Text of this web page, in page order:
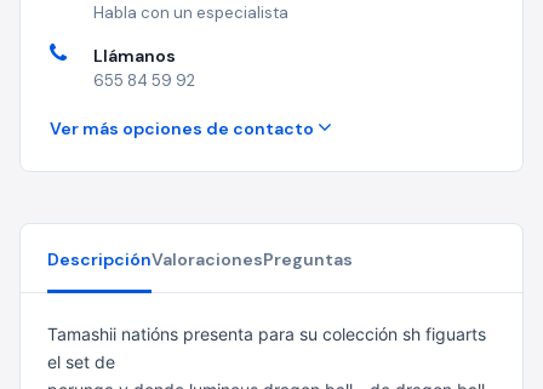
Habla con un especialista
Llámanos
655 84 59 92
Ver más opciones de contacto
DescripciónValoracionesPreguntas
Tamashii natións presenta para su colección sh figuarts
el set de